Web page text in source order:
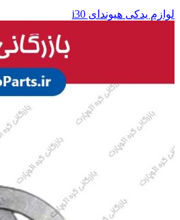
لوازم یدکی هیوندای i30